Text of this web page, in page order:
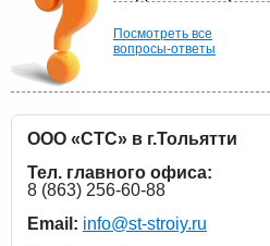
Посмотреть все
вопросы-ответы
ООО «СТС» в г.Тольятти
Тел. главного офиса:
8 (863) 256-60-88
Email: info@st-stroiy.ru